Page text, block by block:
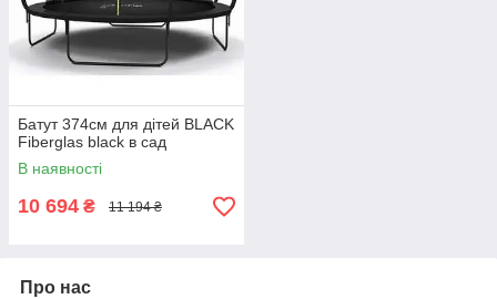
Батут 374см для дітей BLACK
Fiberglas black в сад
В наявності
10 694 ₴ 11 194 ₴
Про нас